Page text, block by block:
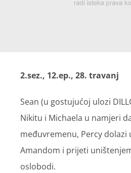
2.sez., 12.ep., 28. travanj
Sean (u gostujućoj ulozi
Nikitu i Michaela u namjeri
međuvremenu, Percy dolazi
Amandom i prijeti
oslobodi.